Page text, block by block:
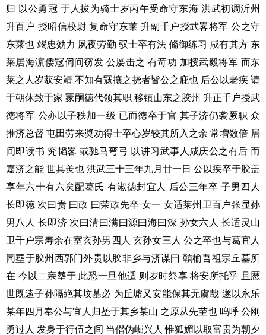
归 以公勇冠 于人拔为骑士岁丙午受命守东海 洪武初调沂州
升百户 授昭信校尉 复命守东莱 升副千户授武畧将军 公之守
东莱也 竭忠効力 夙夜劳勤 驭士卒有法 偹御练习 咸有其方 东
莱居海濵倭冦伺间窃发 公屡击之 有竒功 加授武毅将军 而东
莱之人岁获安靖 不知有冦攘之挠者皆公之庇也 后公以老疾 请
于朝休致于家 冡嗣徳代领其职 移镇山东之胶州 升正千户授武
徳将军 公亦以子秩加一级 已而徳卒于官 其子济仍袭厥职 众
推济总督 屯田劳来奬劝得士卒心岁较其所入之余 常増数倍 居
间即读书 究韬畧 或驰马弯弓 以讲习武事人咸庆公之有后 而
嘉济之能 世其羙也 洪武三十三年九月廿一日 公以疾卒于胶盖
享年六十有六矣配葛氏 有淑徳封宜人 后公三年卒 子男四人
长即徳 次曰贵 曰政 曰荣政先卒 女一 女适莱州卫百户张显孙
男八人 长即济 次曰清曰满曰源曰海曰深 孙女六人 长适灵山
卫千户宗寿余在室玄孙男四人 玄孙女三人 公之卒也与葛宜人
同塟于胶州西郭门外贵以胶非乡与济谋曰 贑榆吾祖宗丘墓所
在 今以二亲塟于 此恐一旦他适 则岁时祭享 将安所托乎 且厯
世既逺子孙隔絶其坟墓必 为丘墟又安能保其无虞哉 遂以永乐
某年四月奉公与宜人归塟于其乡某山 之原从先茔也 呜呼 公刚
勇过人 发身于行伍之间 当僣伪崛兴人 惟狐媚以取富贵为朝夕